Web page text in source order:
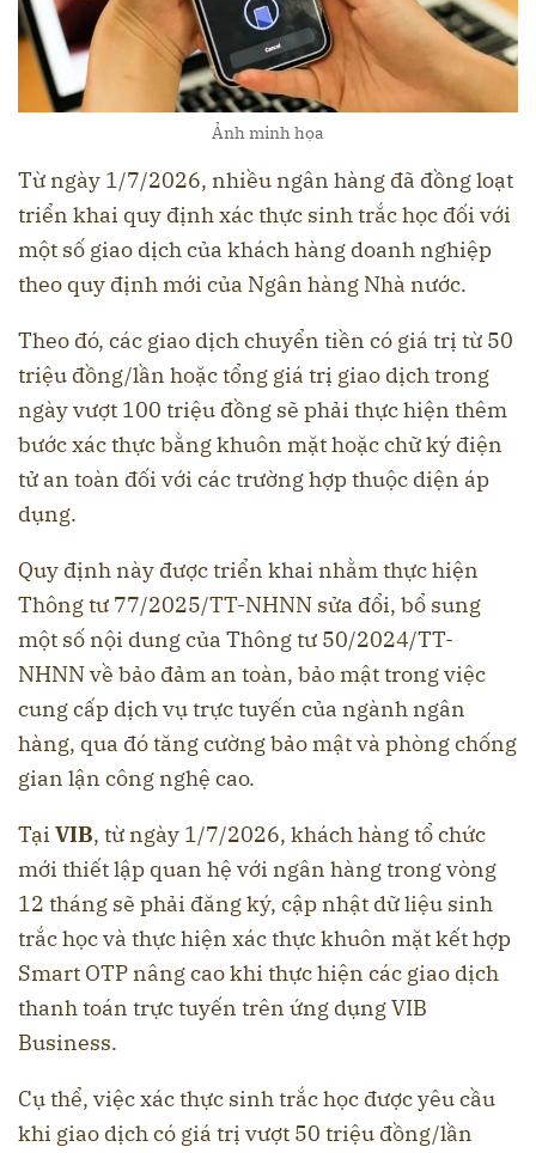
Ảnh minh họa
Từ ngày 1/7/2026, nhiều ngân hàng đã đồng loạt
triển khai quy định xác thực sinh trắc học đối với
một số giao dịch của khách hàng doanh nghiệp
theo quy định mới của Ngân hàng Nhà nước.
Theo đó, các giao dịch chuyển tiền có giá trị từ 50
triệu đồng/lần hoặc tổng giá trị giao dịch trong
ngày vượt 100 triệu đồng sẽ phải thực hiện thêm
bước xác thực bằng khuôn mặt hoặc chữ ký điện
tử an toàn đối với các trường hợp thuộc diện áp
dụng.
Quy định này được triển khai nhằm thực hiện
Thông tư 77/2025/TT-NHNN sửa đổi, bổ sung
một số nội dung của Thông tư 50/2024/TT-
NHNN về bảo đảm an toàn, bảo mật trong việc
cung cấp dịch vụ trực tuyến của ngành ngân
hàng, qua đó tăng cường bảo mật và phòng chống
gian lận công nghệ cao.
Tại VIB, từ ngày 1/7/2026, khách hàng tổ chức
mới thiết lập quan hệ với ngân hàng trong vòng
12 tháng sẽ phải đăng ký, cập nhật dữ liệu sinh
trắc học và thực hiện xác thực khuôn mặt kết hợp
Smart OTP nâng cao khi thực hiện các giao dịch
thanh toán trực tuyến trên ứng dụng VIB
Business.
Cụ thể, việc xác thực sinh trắc học được yêu cầu
khi giao dịch có giá trị vượt 50 triệu đồng/lần